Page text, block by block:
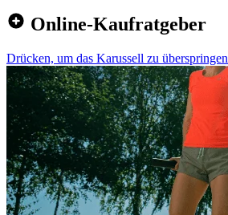
Online-Kaufratgeber
Drücken, um das Karussell zu überspringen